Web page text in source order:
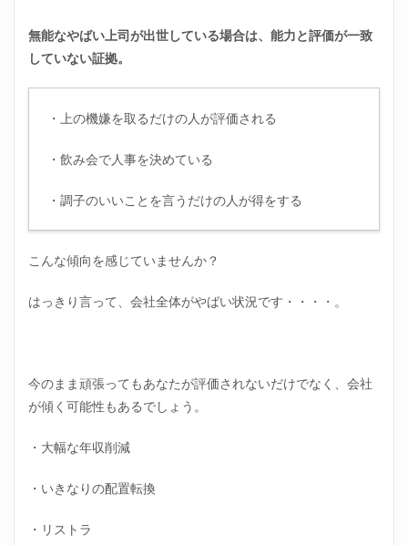
無能なやばい上司が出世している場合は、能力と評価が一致
していない証拠。
・上の機嫌を取るだけの人が評価される
・飲み会で人事を決めている
・調子のいいことを言うだけの人が得をする
こんな傾向を感じていませんか？
はっきり言って、会社全体がやばい状況です・・・・。
今のまま頑張ってもあなたが評価されないだけでなく、会社
が傾く可能性もあるでしょう。
・大幅な年収削減
・いきなりの配置転換
・リストラ